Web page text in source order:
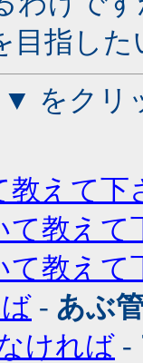
目指し
▼ をクリ
教えて下
て教えて
て教えて
- あぶ
ければ -